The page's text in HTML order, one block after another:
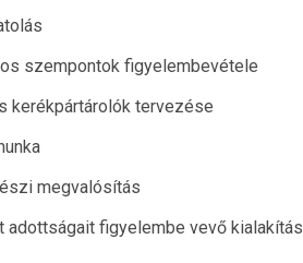
szempontok figyelembevétele
kerékpártárolók tervezése
megvalósítás
adottságait figyelembe vevő kialakítás